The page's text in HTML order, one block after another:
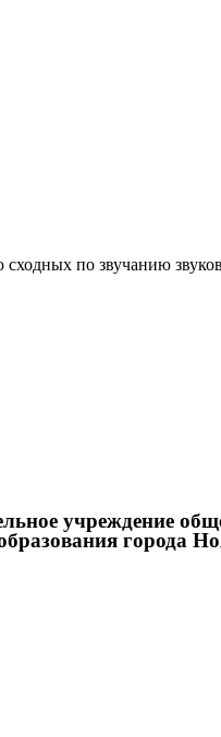
по звучанию
учреждение
города